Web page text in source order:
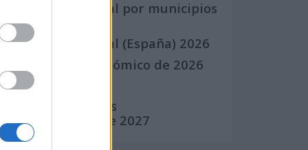
Calendario Laboral por municipios
(España)
Calendario Laboral (España) 2026
Calendario Astronómico de 2026
Lunar
Calendario de Días
Internacionales de 2027